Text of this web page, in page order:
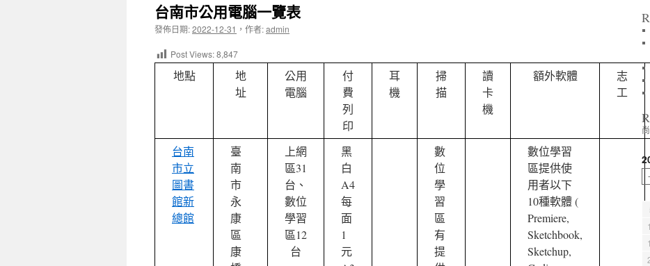
台南市公用電腦一覽表
發佈日期:2022-12-31 ， 作者:admin
Post Views:8,847
地點
地
址
公用
電腦
付
費
列
印
耳
機
掃
描
讀
卡
機
額外軟體
志
工
台南
市立
圖書
館新
總館
臺
南
市
永
康
區
康
上網
區31
台、
數位
學習
區12
台
黑
白
A4
每
面
1
元
數
位
學
習
區
有
提
數位學習
區提供使
用者以下
10種軟體 (
Premiere,
Sketchbook,
Sketchup,